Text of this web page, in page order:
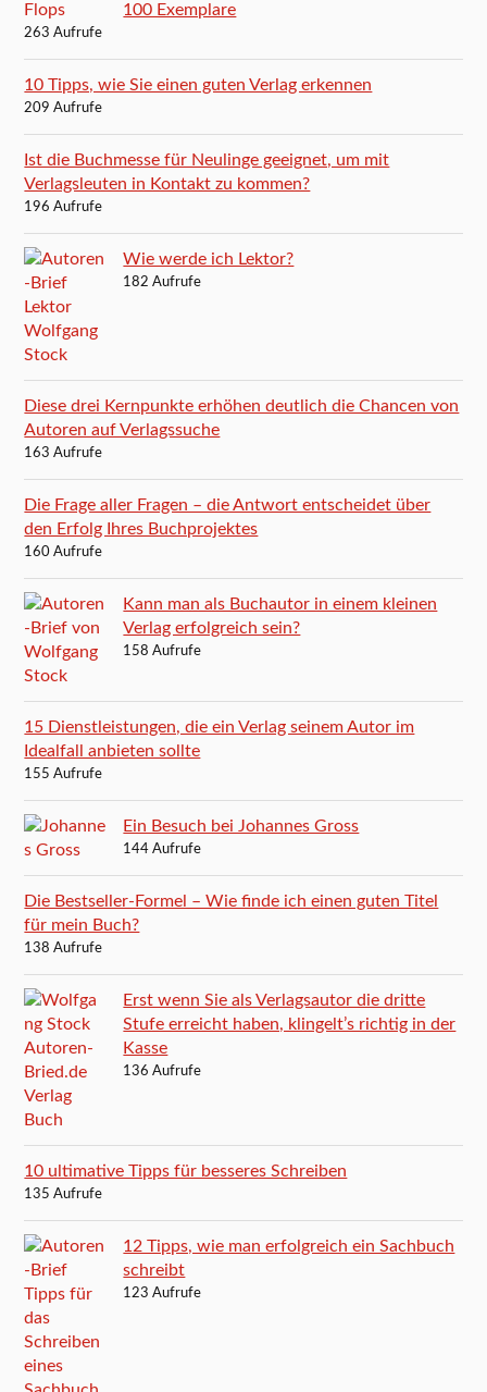
100 Exemplare
263 Aufrufe
10 Tipps, wie Sie einen guten Verlag erkennen
209 Aufrufe
Ist die Buchmesse für Neulinge geeignet, um mit
Verlagsleuten in Kontakt zu kommen?
196 Aufrufe
Wie werde ich Lektor?
182 Aufrufe
Diese drei Kernpunkte erhöhen deutlich die Chancen von
Autoren auf Verlagssuche
163 Aufrufe
Die Frage aller Fragen – die Antwort entscheidet über
den Erfolg Ihres Buchprojektes
160 Aufrufe
Kann man als Buchautor in einem kleinen
Verlag erfolgreich sein?
158 Aufrufe
15 Dienstleistungen, die ein Verlag seinem Autor im
Idealfall anbieten sollte
155 Aufrufe
Ein Besuch bei Johannes Gross
144 Aufrufe
Die Bestseller-Formel – Wie finde ich einen guten Titel
für mein Buch?
138 Aufrufe
Erst wenn Sie als Verlagsautor die dritte
Stufe erreicht haben, klingelt’s richtig in der
Kasse
136 Aufrufe
10 ultimative Tipps für besseres Schreiben
135 Aufrufe
12 Tipps, wie man erfolgreich ein Sachbuch
schreibt
123 Aufrufe